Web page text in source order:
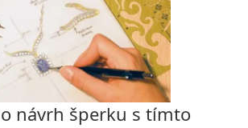
návrh šperku s tímto